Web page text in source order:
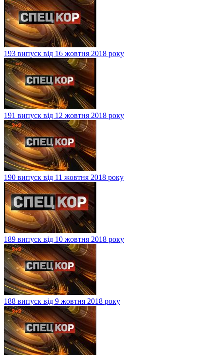
193 випуск від 16 жовтня 2018 року
191 випуск від 12 жовтня 2018 року
190 випуск від 11 жовтня 2018 року
189 випуск від 10 жовтня 2018 року
188 випуск від 9 жовтня 2018 року